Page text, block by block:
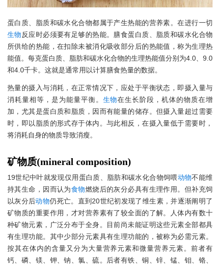
蛋白质、脂质和碳水化合物都属于产生热能的营养素。在进行一切
生物 反应时必须要有足够的热能。膳食蛋白质、脂质和碳水化合物
所供给的热能，在扣除未被消化吸收部分后的热能值，称为生理热
能值。每克蛋白质、脂肪和碳水化合物的生理热能值分别为4.0、9.0
和4.0千卡。这就是通常用以计算膳食热量的数据。
热量的摄入与消耗，在正常情况下，应处于平衡状态，即摄入量与
消耗量相等，是为能量平衡。 生物在生长阶段，机体的物质在增
加，尤其是蛋白质和脂质，因而有能量的储存。但摄入量超过需要
时，即以脂质的形式存于体内。与此相反，在摄入量低于需要时，
将消耗自身的物质导致消瘦。
矿物质(mineral composition)
19世纪中叶就发现仅用蛋白质、脂肪和碳水化合物饲喂动物不能维
持其生命，因而认为食物燃烧后的灰分必具有生理作用。但补充饲
以灰分后动物仍死亡。直到20世纪初发现了维生素，并逐渐阐明了
矿物质的重要作用，才对营养素有了较全面的了解。人体内有数十
种矿物元素，广泛分布于全身。目前尚未能证明这些元素全部都具
有生理功能。其中少部分元素具有生理功能的，被称为必需元素。
按其在体内的含量又分为大量营养元素和微量营养元素。前者有
钙、磷、镁、钾、钠、氯、硫。后者有铁、铜、锌、锰、钼、铬、